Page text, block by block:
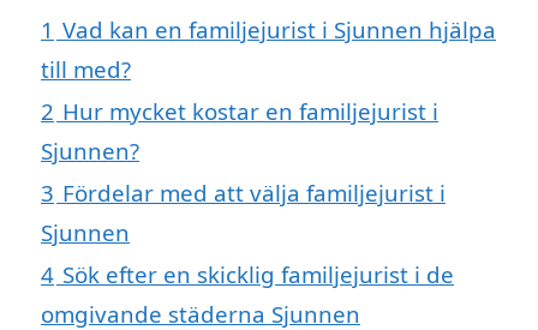
1 Vad kan en familjejurist i Sjunnen hjälpa
till med?
2 Hur mycket kostar en familjejurist i
Sjunnen?
3 Fördelar med att välja familjejurist i
Sjunnen
4 Sök efter en skicklig familjejurist i de
omgivande städerna Sjunnen